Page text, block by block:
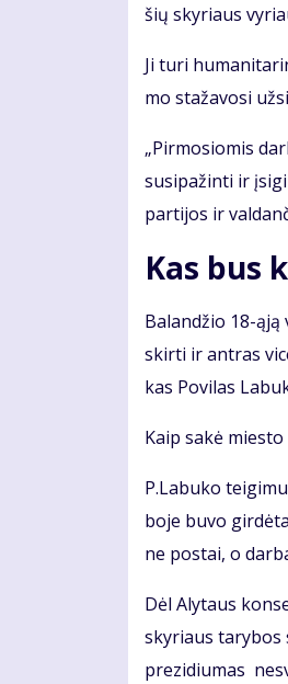
šių sky­riaus
Ji tu­ri
mo sta­ža­vo­si
„Pir­mo­sio­mis
su­si­pa­žin­ti ir
par­ti­jos ir
Kas bus
Ba­lan­džio 18-
skir­ti ir ant­ras
kas Po­vi­las
Kaip sa­kė
P.La­bu­ko
bo­je bu­vo
ne pos­tai, o
Dėl Aly­taus
sky­riaus ta­ry­bos
pre­zi­diu­mas